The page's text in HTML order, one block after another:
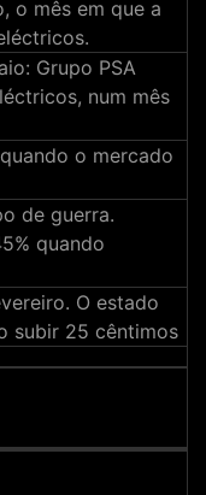
o mês em que a
Grupo PSA
num mês
o mercado
de guerra.
quando
O estado
subir 25 cêntimos